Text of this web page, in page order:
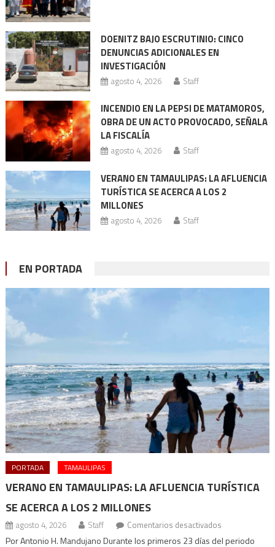
DOENITZ BAJO ESCRUTINIO: CINCO
DENUNCIAS ADICIONALES EN
INVESTIGACIÓN
agosto 4, 2026 Staff
INCENDIO EN LA PEPSI DE MATAMOROS,
OBRA DE UN ACTO PROVOCADO, SEÑALA
LA FISCALÍA
agosto 4, 2026 Staff
VERANO EN TAMAULIPAS: LA AFLUENCIA
TURÍSTICA SE ACERCA A LOS 2
MILLONES
agosto 4, 2026 Staff
EN PORTADA
PORTADA TAMAULIPAS
VERANO EN TAMAULIPAS: LA AFLUENCIA TURÍSTICA
SE ACERCA A LOS 2 MILLONES
agosto 4, 2026 Staff Comentarios desactivadosen
Verano
Por Antonio H. Mandujano Durante los primeros 23 días del periodo